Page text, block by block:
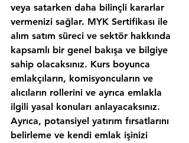
veya satarken daha bilinçli kararlar
vermenizi sağlar. MYK Sertifikası ile
alım satım süreci ve sektör hakkında
kapsamlı bir genel bakışa ve bilgiye
sahip olacaksınız. Kurs boyunca
emlakçıların, komisyoncuların ve
alıcıların rollerini ve ayrıca emlakla
ilgili yasal konuları anlayacaksınız.
Ayrıca, potansiyel yatırım fırsatlarını
belirleme ve kendi emlak işinizi